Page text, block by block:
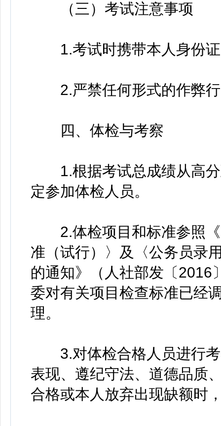
（三）考试注意事项
1.考试时携带本人身份
2.严禁任何形式的作弊行
四、体检与考察
1.根据考试总成绩从高分
定参加体检人员。
2.体检项目和标准参照《
准（试行）〉及〈公务员录
的通知》（人社部发〔2016
委对有关项目检查标准已经
理。
3.对体检合格人员进行考
表现、遵纪守法、道德品质
合格或本人放弃出现缺额时